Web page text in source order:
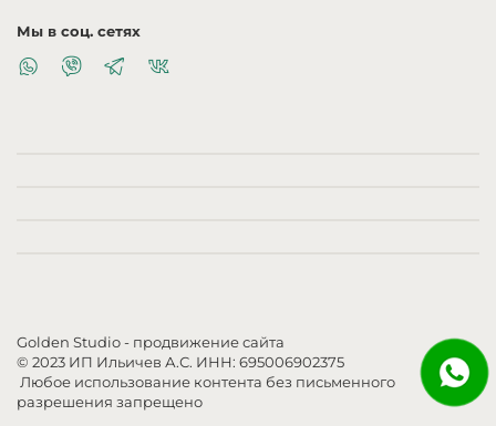
Мы в соц. сетях
Golden Studio - продвижение сайта
© 2023 ИП Ильичев А.С. ИНН: 695006902375
Любое использование контента без письменного
разрешения запрещено